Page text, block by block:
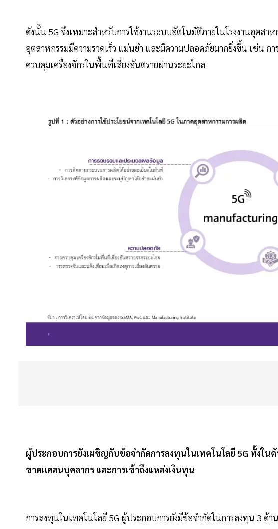
ดังนั้น 5G จึงเหมาะสำหรับการใช้งานระบบอัตโนมัติภายในโรงงานอุตสา
อุตสาหกรรมมีความรวดเร็ว แม่นยำ และมีความปลอดภัยมากยิ่งขึ้น เช่น
ควบคุมเครื่องจักรในพื้นที่เสี่ยงอันตรายผ่านระยะไกล
ผู้ประกอบการยังเผชิญกับข้อจำกัดการลงทุนในเทคโนโลยี 5G ทั้งในด้
ขาดแคลนบุคลากร และการเข้าถึงแหล่งเงินทุน
การลงทุนในเทคโนโลยี 5G ผู้ประกอบการยังมีข้อจำกัดในการลงทุน 3 ด้า